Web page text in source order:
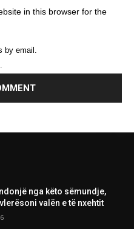
in this browser for the
by email.
nga këto sëmundje,
valën e të nxehtit